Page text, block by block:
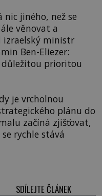
nic jiného, než se
věnovat a
izraelský ministr
Ben-Eliezer:
důležitou prioritou
je vrcholnou
plánu do
začíná zjišťovat,
rychle stává
SDÍLEJTE ČLÁNEK